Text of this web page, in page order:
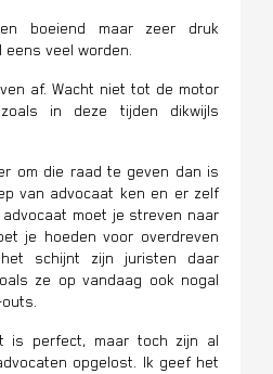
boeiend maar zeer druk
eens veel worden.
af. Wacht niet tot de motor
in deze tijden dikwijls
om die raad te geven dan is
van advocaat ken en er zelf
moet je streven naar
je hoeden voor overdreven
het schijnt zijn juristen daar
ze op vandaag ook nogal
is perfect, maar toch zijn al
opgelost. Ik geef het